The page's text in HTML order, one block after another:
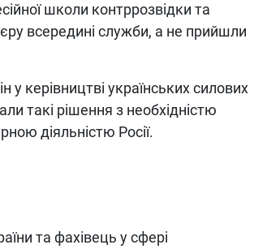
школи контррозвідки та
всередині служби, а не прийшли
керівництві українських силових
такі рішення з необхідністю
діяльністю Росії.
та фахівець у сфері